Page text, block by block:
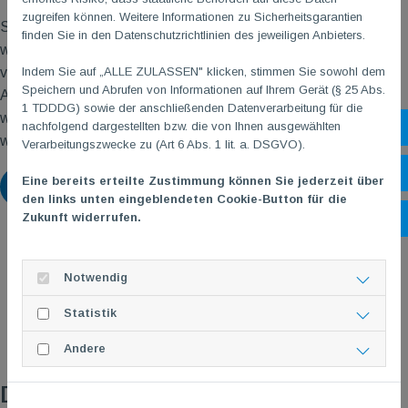
Zurück
Somit war klar, die Vorrunde kann nicht mehr überstanden
werden. Beide wollten sich aber anständig aus dem Turnier
verabschieden und riefen im 3. Spiel eine gute Leistung ab.
Allerdings hatte man gegen den klar überlegenen Gegner nie
wirklich eine Chance. Somit ging es mit viel Matchpraxis und
wenig zählbarem zurück nach Mainz.
Das könnte dich auch interessieren
zugreifen können. Weitere Informationen zu Sicherheitsgarantien
finden Sie in den Datenschutzrichtlinien des jeweiligen Anbieters.
Indem Sie auf „ALLE ZULASSEN" klicken, stimmen Sie sowohl dem
Speichern und Abrufen von Informationen auf Ihrem Gerät (§ 25 Abs.
1 TDDDG) sowie der anschließenden Datenverarbeitung für die
nachfolgend dargestellten bzw. die von Ihnen ausgewählten
Verarbeitungszwecke zu (Art 6 Abs. 1 lit. a. DSGVO).
Eine bereits erteilte Zustimmung können Sie jederzeit über
den links unten eingeblendeten Cookie-Button für die
Zukunft widerrufen.
Notwendig
Statistik
Andere